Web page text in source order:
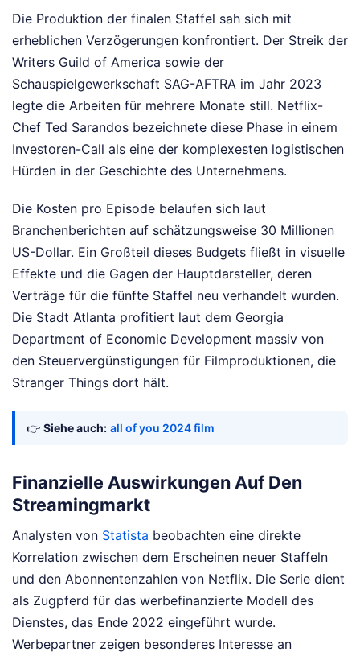
Die Produktion der finalen Staffel sah sich mit
erheblichen Verzögerungen konfrontiert. Der Streik der
Writers Guild of America sowie der
Schauspielgewerkschaft SAG-AFTRA im Jahr 2023
legte die Arbeiten für mehrere Monate still. Netflix-
Chef Ted Sarandos bezeichnete diese Phase in einem
Investoren-Call als eine der komplexesten logistischen
Hürden in der Geschichte des Unternehmens.
Die Kosten pro Episode belaufen sich laut
Branchenberichten auf schätzungsweise 30 Millionen
US-Dollar. Ein Großteil dieses Budgets fließt in visuelle
Effekte und die Gagen der Hauptdarsteller, deren
Verträge für die fünfte Staffel neu verhandelt wurden.
Die Stadt Atlanta profitiert laut dem Georgia
Department of Economic Development massiv von
den Steuervergünstigungen für Filmproduktionen, die
Stranger Things dort hält.
👉 Siehe auch: all of you 2024 film
Finanzielle Auswirkungen Auf Den
Streamingmarkt
Analysten von Statista beobachten eine direkte
Korrelation zwischen dem Erscheinen neuer Staffeln
und den Abonnentenzahlen von Netflix. Die Serie dient
als Zugpferd für das werbefinanzierte Modell des
Dienstes, das Ende 2022 eingeführt wurde.
Werbepartner zeigen besonderes Interesse an